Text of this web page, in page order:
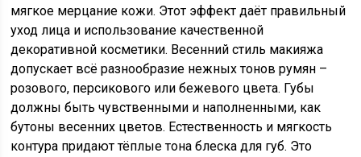
мягкое мерцание кожи. Этот эффект даёт правильный
уход лица и использование качественной
декоративной косметики. Весенний стиль макияжа
допускает всё разнообразие нежных тонов румян –
розового, персикового или бежевого цвета. Губы
должны быть чувственными и наполненными, как
бутоны весенних цветов. Естественность и мягкость
контура придают тёплые тона блеска для губ. Это